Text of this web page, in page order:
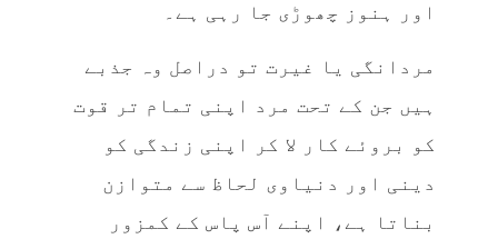
اور ہنوز چھوڑی جا رہی ہے۔
مردانگی یا غیرت تو دراصل وہ جذبے
ہیں جن کے تحت مرد اپنی تمام تر قوت
کو بروئے کار لا کر اپنی زندگی کو
دینی اور دنیاوی لحاظ سے متوازن
بناتا ہے، اپنے آس پاس کے کمزور